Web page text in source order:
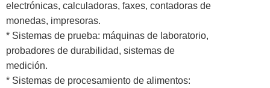
electrónicas, calculadoras, faxes, contadoras de
monedas, impresoras.
* Sistemas de prueba: máquinas de laboratorio,
probadores de durabilidad, sistemas de
medición.
* Sistemas de procesamiento de alimentos: